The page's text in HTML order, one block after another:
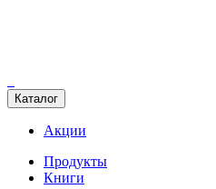
Каталог
Акции
Продукты
Книги